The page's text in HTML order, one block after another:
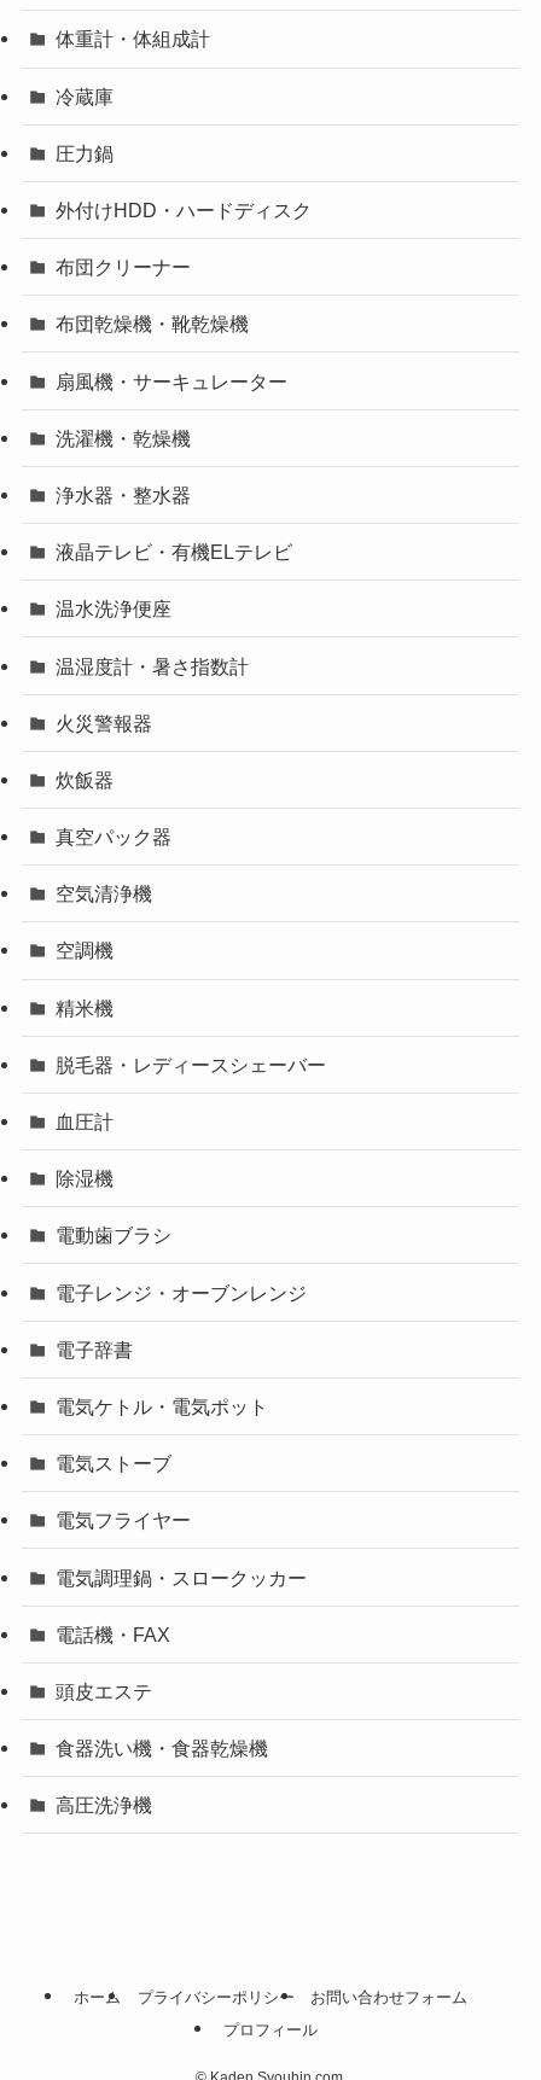
体重計・体組成計
冷蔵庫
圧力鍋
外付けHDD・ハードディスク
布団クリーナー
布団乾燥機・靴乾燥機
扇風機・サーキュレーター
洗濯機・乾燥機
浄水器・整水器
液晶テレビ・有機ELテレビ
温水洗浄便座
温湿度計・暑さ指数計
火災警報器
炊飯器
真空パック器
空気清浄機
空調機
精米機
脱毛器・レディースシェーバー
血圧計
除湿機
電動歯ブラシ
電子レンジ・オーブンレンジ
電子辞書
電気ケトル・電気ポット
電気ストーブ
電気フライヤー
電気調理鍋・スロークッカー
電話機・FAX
頭皮エステ
食器洗い機・食器乾燥機
高圧洗浄機
ホーム プライバシーポリシー
お問い合わせフォーム
プロフィール